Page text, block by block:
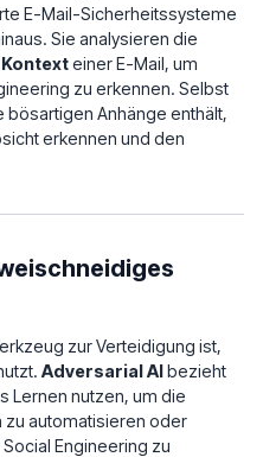
E-Mail-Sicherheitssysteme
Sie analysieren die
Kontexteiner E-Mail, um
zu erkennen. Selbst
bösartigen Anhänge enthält,
erkennen und den
zur Verteidigung ist,
Adversarial AIbezieht
Lernen nutzen, um die
zu automatisieren oder
Engineering zu